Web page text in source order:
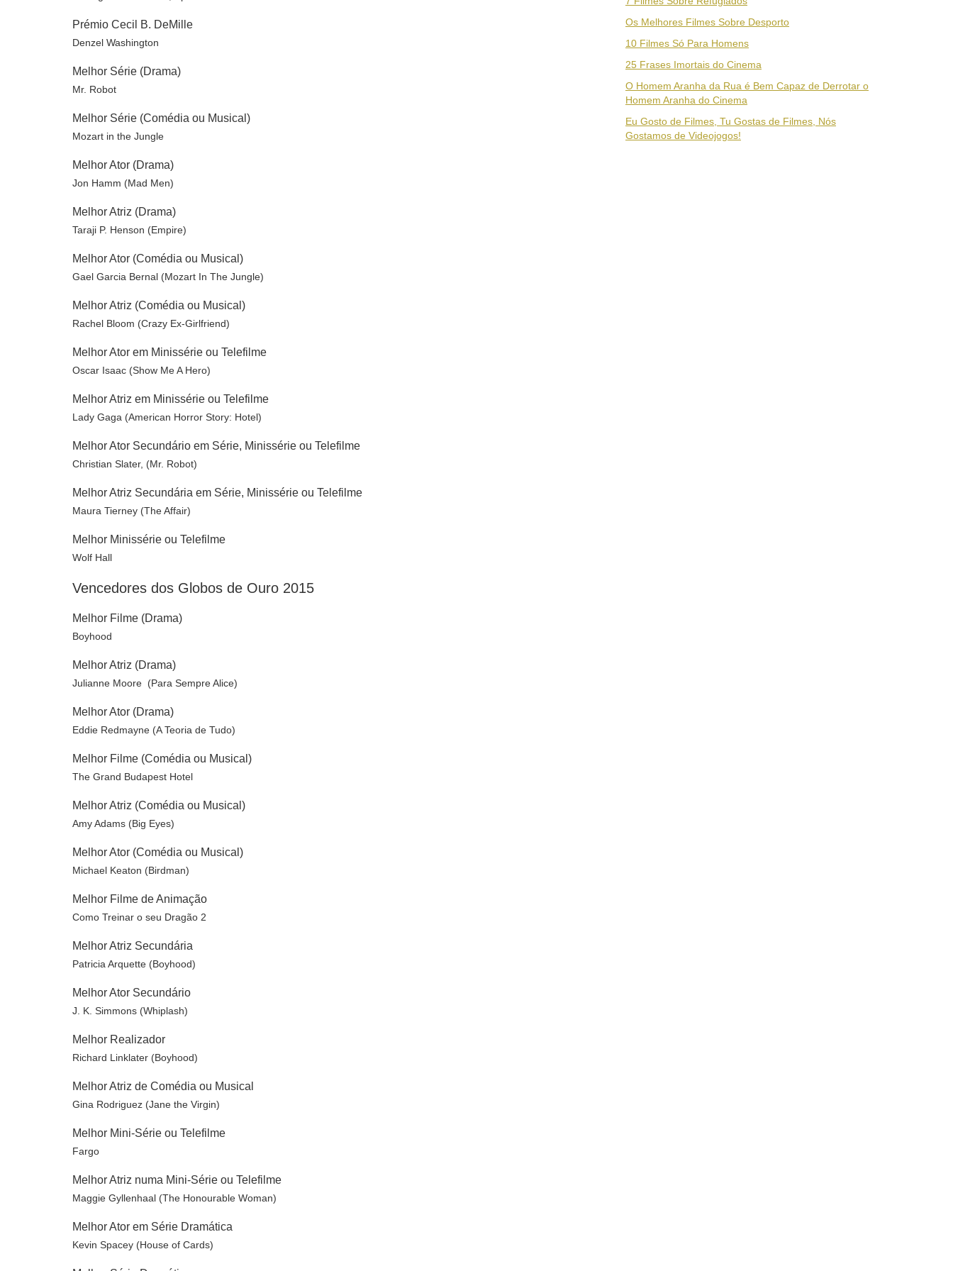
Prémio Cecil B. DeMille
Denzel Washington
Melhor Série (Drama)
Mr. Robot
Melhor Série (Comédia ou Musical)
Mozart in the Jungle
Melhor Ator (Drama)
Jon Hamm (Mad Men)
Melhor Atriz (Drama)
Taraji P. Henson (Empire)
Melhor Ator (Comédia ou Musical)
Gael Garcia Bernal (Mozart In The Jungle)
Melhor Atriz (Comédia ou Musical)
Rachel Bloom (Crazy Ex-Girlfriend)
Melhor Ator em Minissérie ou Telefilme
Oscar Isaac (Show Me A Hero)
Melhor Atriz em Minissérie ou Telefilme
Lady Gaga (American Horror Story: Hotel)
Melhor Ator Secundário em Série, Minissérie ou Telefilme
Christian Slater, (Mr. Robot)
Melhor Atriz Secundária em Série, Minissérie ou Telefilme
Maura Tierney (The Affair)
Melhor Minissérie ou Telefilme
Wolf Hall
Vencedores dos Globos de Ouro 2015
Melhor Filme (Drama)
Boyhood
Melhor Atriz (Drama)
Julianne Moore (Para Sempre Alice)
Melhor Ator (Drama)
Eddie Redmayne (A Teoria de Tudo)
Melhor Filme (Comédia ou Musical)
The Grand Budapest Hotel
Melhor Atriz (Comédia ou Musical)
Amy Adams (Big Eyes)
Melhor Ator (Comédia ou Musical)
Michael Keaton (Birdman)
Melhor Filme de Animação
Como Treinar o seu Dragão 2
Melhor Atriz Secundária
Patricia Arquette (Boyhood)
Melhor Ator Secundário
J. K. Simmons (Whiplash)
Melhor Realizador
Richard Linklater (Boyhood)
Melhor Atriz de Comédia ou Musical
Gina Rodriguez (Jane the Virgin)
Melhor Mini-Série ou Telefilme
Fargo
Melhor Atriz numa Mini-Série ou Telefilme
Maggie Gyllenhaal (The Honourable Woman)
Melhor Ator em Série Dramática
Kevin Spacey (House of Cards)
Os Melhores Filmes Sobre Desporto
10 Filmes Só Para Homens
25 Frases Imortais do Cinema
O Homem Aranha da Rua é Bem Capaz de Derrotar o
Homem Aranha do Cinema
Eu Gosto de Filmes, Tu Gostas de Filmes, Nós
Gostamos de Videojogos!